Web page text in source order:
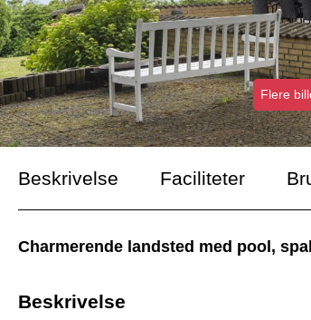
Flere
Beskrivelse Faciliteter
Charmerende landsted med pool,
Beskrivelse